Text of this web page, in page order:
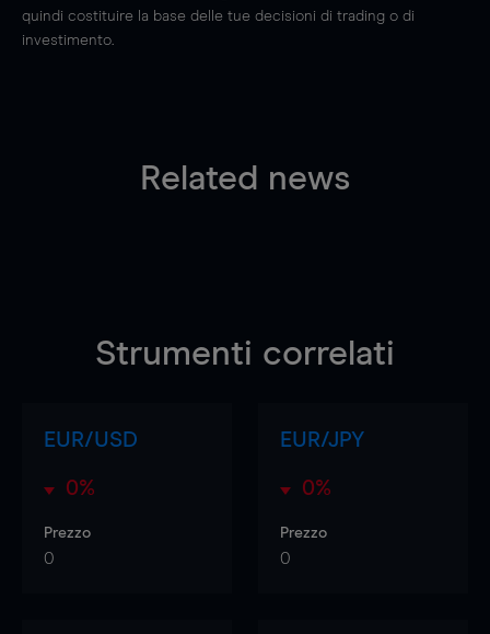
quindi costituire la base delle tue decisioni di trading o di
investimento.
Related news
Strumenti correlati
EUR/USD
0%
Prezzo
0
EUR/JPY
0%
Prezzo
0